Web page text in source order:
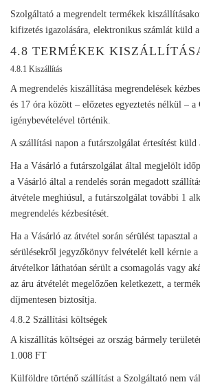
Szolgáltató a megrendelt termékek
kifizetés igazolására, elektronikus számlát küld
4.8 TERMÉKEK
4.8.1 Kiszállítás
A megrendelés kiszállítása megrendelések
és 17 óra között – előzetes egyeztetés nélkül –
igénybevételével történik.
A szállítási napon a futárszolgálat értesítést küld
Ha a Vásárló a futárszolgálat által megjelölt
a Vásárló által a rendelés során megadott
átvétele meghiúsul, a futárszolgálat további 1
megrendelés kézbesítését.
Ha a Vásárló az átvétel során sérülést tapasztal a
sérülésekről jegyzőkönyv felvételét kell kérnie
átvételkor láthatóan sérült a csomagolás vagy
az áru átvételét megelőzően keletkezett, a
díjmentesen biztosítja.
4.8.2 Szállítási költségek
A kiszállítás költségei az ország bármely
1.008 FT
Külföldre történő szállítást a Szolgáltató nem